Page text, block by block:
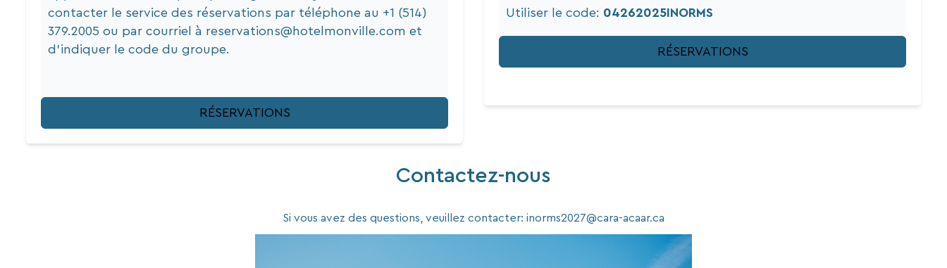
contacter le service des réservations par téléphone au +1 (514)
379.2005 ou par courriel à reservations@hotelmonville.com et
d'indiquer le code du groupe.
RÉSERVATIONS
Utiliser le code: 04262025INORMS
RÉSERVATIONS
Contactez-nous
Si vous avez des questions, veuillez contacter: inorms2027@cara-acaar.ca